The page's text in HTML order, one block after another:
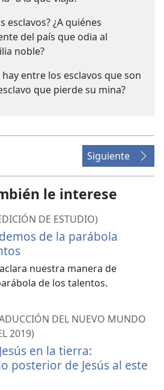
esclavos? ¿A quiénes
del país que odia al
noble?
entre los esclavos que son
que pierde su mina?
Siguiente
le interese
DE ESTUDIO)
de la parábola
nuestra manera de
de los talentos.
DEL NUEVO MUNDO
2019)
en la tierra:
posterior de Jesús al este